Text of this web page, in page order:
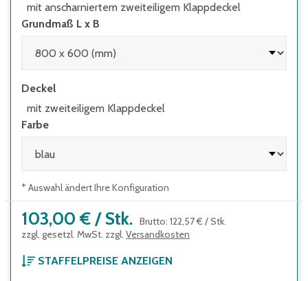
mit anscharniertem zweiteiligem Klappdeckel
Grundmaß L x B
Deckel
mit zweiteiligem Klappdeckel
Farbe
* Auswahl ändert Ihre Konfiguration
103,00 € / Stk. Brutto: 122,57 € /Stk.
zzgl. gesetzl. MwSt. zzgl. Versandkosten
STAFFELPREISE ANZEIGEN